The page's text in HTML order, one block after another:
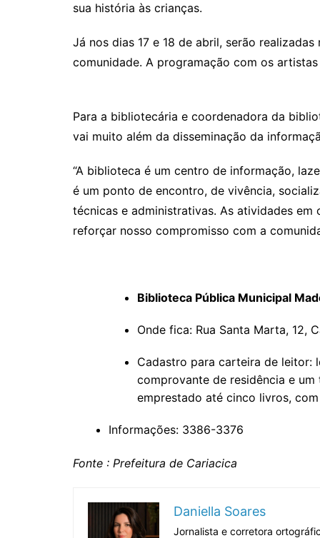
sua história às crianças.
Já nos dias 17 e 18 de abril, serão
comunidade. A programação com os
Para a bibliotecária e coordenadora da
vai muito além da disseminação da
“A biblioteca é um centro de informação,
é um ponto de encontro, de vivência,
técnicas e administrativas. As atividades em
reforçar nosso compromisso com a
Biblioteca Pública Municipal
Onde fica: Rua Santa Marta, 12,
Cadastro para carteira de leitor:
comprovante de residência e
emprestado até cinco livros,
Informações: 3386-3376
Fonte : Prefeitura de Cariacica
Daniella Soares
Jornalista e corretora